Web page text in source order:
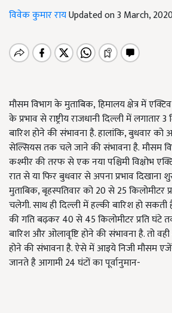
विवेक कुमार रायUpdated on 3 March,
मौसम विभाग के मुताबिक, हिमालय क्षेत्र में एक्टिव
के प्रभाव से राष्ट्रीय राजधानी दिल्ली में
बारिश होने की संभावना है. हालांकि, बुधवार को
सेल्सियस तक चले जाने की संभावना है. मौसम
कश्मीर की तरफ से एक नया पश्चिमी विक्षोभ
रात से या फिर बुधवार से अपना प्रभाव
मुताबिक, बृहस्पतिवार को 20 से 25 किलोमीटर
चलेगी. साथ ही दिल्ली में हल्की बारिश हो सकती
की गति बढ़कर 40 से 45 किलोमीटर प्रति
बारिश और ओलावृष्टि होने की संभावना है. तो
होने की संभावना है. ऐसे में आइये निजी मौसम
जानते है आगामी 24 घंटों का पूर्वानुमान-